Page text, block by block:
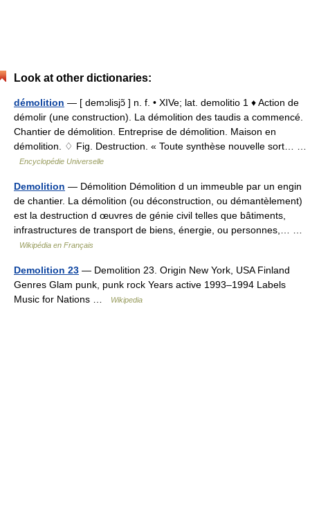
Look at other dictionaries:
démolition — [ demɔlisjɔ̃ ] n. f. • XIVe; lat. demolitio 1 ♦ Action de
démolir (une construction). La démolition des taudis a commencé.
Chantier de démolition. Entreprise de démolition. Maison en
démolition. ♢ Fig. Destruction. « Toute synthèse nouvelle sort… …
Encyclopédie Universelle
Demolition — Démolition Démolition d un immeuble par un engin
de chantier. La démolition (ou déconstruction, ou démantèlement)
est la destruction d œuvres de génie civil telles que bâtiments,
infrastructures de transport de biens, énergie, ou personnes,… …
Wikipédia en Français
Demolition 23 — Demolition 23. Origin New York, USA Finland
Genres Glam punk, punk rock Years active 1993–1994 Labels
Music for Nations …
Wikipedia